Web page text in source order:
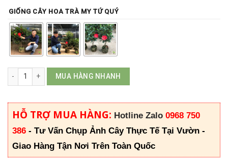
GIỐNG CÂY HOA TRÀ MY TỨ QUÝ
Hoa Trà My Tứ Quý số lượng
MUA HÀNG NHANH
HỖ TRỢ MUA HÀNG: Hotline Zalo 0968 750
386 - Tư Vấn Chụp Ảnh Cây Thực Tế Tại Vườn -
Giao Hàng Tận Nơi Trên Toàn Quốc